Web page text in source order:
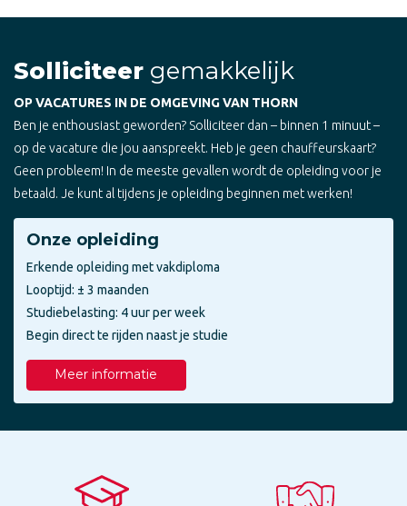
Solliciteer gemakkelijk
OP VACATURES IN DE OMGEVING VAN THORN
Ben je enthousiast geworden? Solliciteer dan – binnen 1 minuut –
op de vacature die jou aanspreekt. Heb je geen chauffeurskaart?
Geen probleem! In de meeste gevallen wordt de opleiding voor je
betaald. Je kunt al tijdens je opleiding beginnen met werken!
Onze opleiding
Erkende opleiding met vakdiploma
Looptijd: ± 3 maanden
Studiebelasting: 4 uur per week
Begin direct te rijden naast je studie
Meer informatie